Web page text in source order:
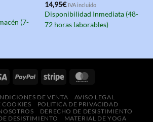
(7-
Valorado
con4.33
de 5
14,95€ IVA incluido
Disponibilidad Inmediata (48-
72 horas laborables)
DE VENTA
AVISO LEGAL
COOKIES
POLITICA DE PRIVACIDAD
DERECHO DE DESISTIMIENTO
DESISTIMIENTO
MATERIAL DE YOGA